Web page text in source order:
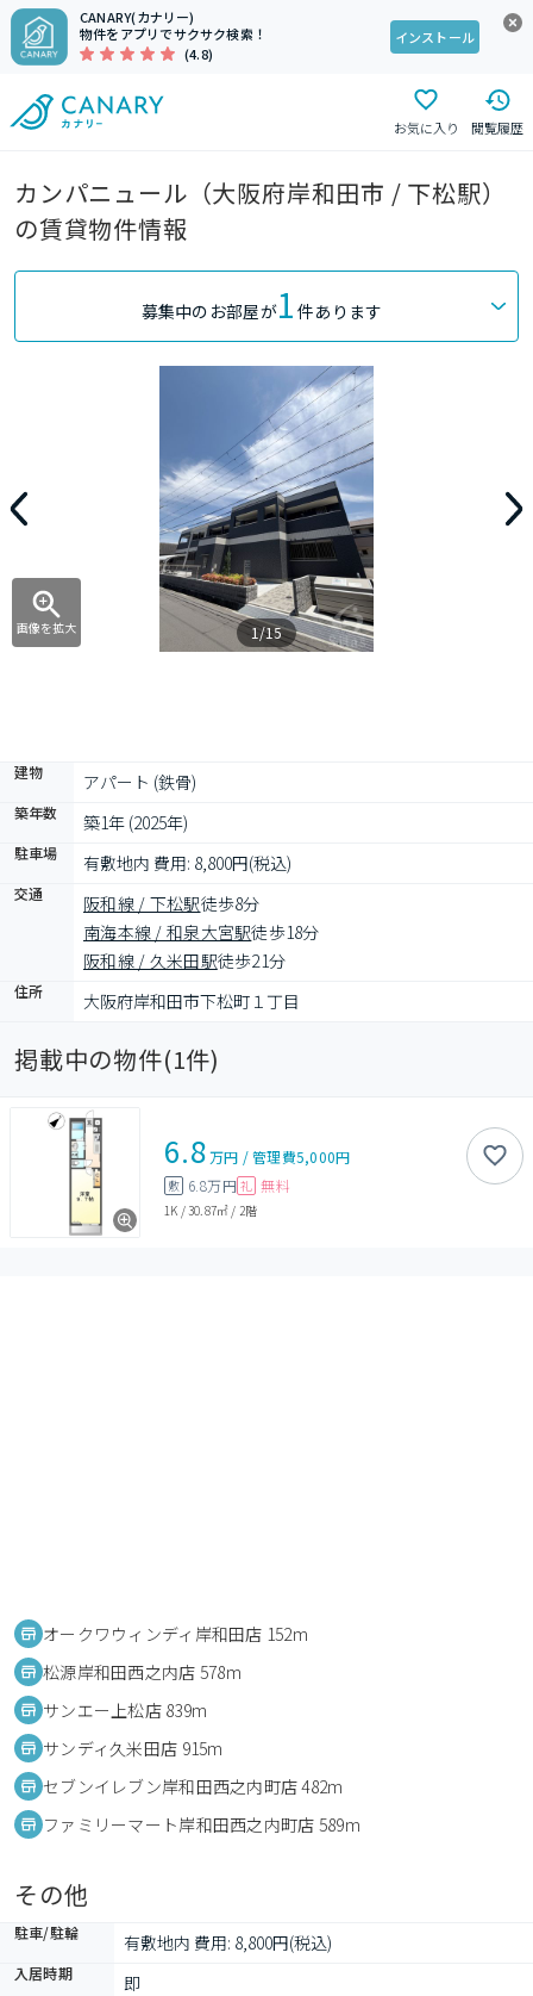
CANARY(カナリー)
物件をアプリでサクサク検索！
(4.8)
インストール
お気に入り 閲覧履歴
カンパニュール（大阪府岸和田市 / 下松駅）
の賃貸物件情報
募集中のお部屋が1 件あります
画像を拡大 1/15
建物 アパート (鉄骨)
築年数 築1年 (2025年)
駐車場 有敷地内 費用: 8,800円(税込)
交通 阪和線 / 下松駅徒歩8分
南海本線 / 和泉大宮駅徒歩18分
阪和線 / 久米田駅徒歩21分
住所 大阪府岸和田市下松町１丁目
掲載中の物件(1件)
6.8万円 /管理費5,000円
敷 6.8万円 礼 無料
1K /30.87㎡ / 2階
オークワウィンディ岸和田店 152m
松源岸和田西之内店 578m
サンエー上松店 839m
サンディ久米田店 915m
セブンイレブン岸和田西之内町店 482m
ファミリーマート岸和田西之内町店 589m
その他
駐車/駐輪 有敷地内 費用: 8,800円(税込)
入居時期 即